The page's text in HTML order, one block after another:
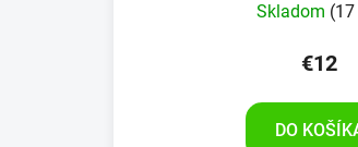
Skladom
€12
DO